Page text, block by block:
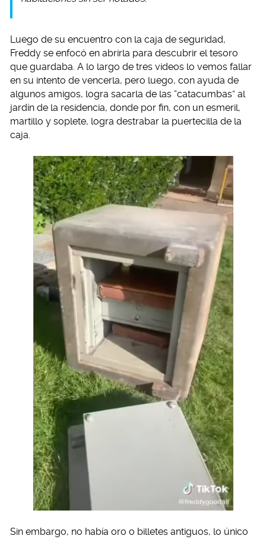
Luego de su encuentro con la caja de seguridad,
Freddy se enfocó en abrirla para descubrir el tesoro
que guardaba. A lo largo de tres videos lo vemos fallar
en su intento de vencerla, pero luego, con ayuda de
algunos amigos, logra sacarla de las “catacumbas” al
jardín de la residencia, donde por fin, con un esmeril,
martillo y soplete, logra destrabar la puertecilla de la
caja.
Sin embargo, no había oro o billetes antiguos, lo único